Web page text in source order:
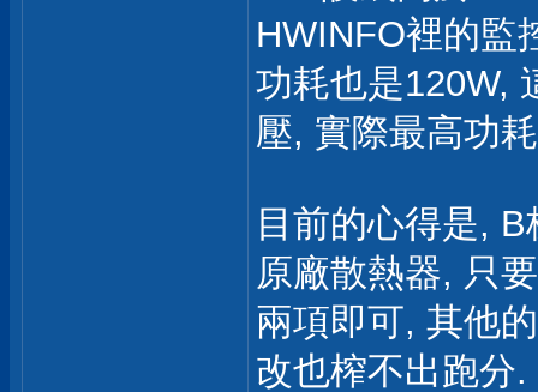
HWINFO裡的監
功耗也是120W,
壓, 實際最高功
目前的心得是,
原廠散熱器, 只
兩項即可, 其他
改也榨不出跑分.